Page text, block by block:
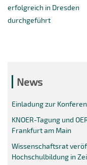
erfolgreich in Dresden
durchgeführt
News
Einladung zur
KNOER-Tagung und
Frankfurt am Main
Wissenschaftsrat
Hochschulbildung in